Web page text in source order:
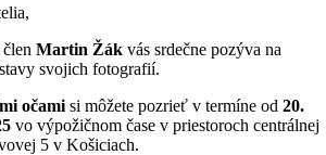
členMartin Žákvás srdečne pozýva na
svojich fotografií.
očamisi môžete pozrieť v termíne od20.
vo výpožičnom čase v priestoroch centrálnej
5 v Košiciach.